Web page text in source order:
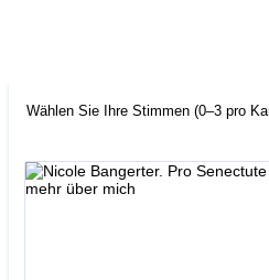
Wählen Sie Ihre Stimmen (0–3 pro